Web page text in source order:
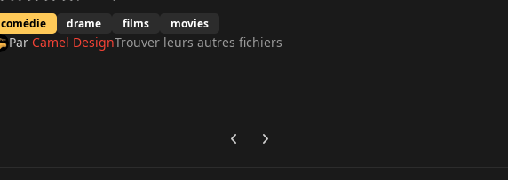
comédie drame films movies
Par Camel DesignTrouver leurs autres fichiers
Previous carousel slide
Next carousel slide